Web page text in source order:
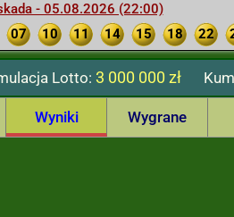
- 05.08.2026 (22:00)
07 10 11 14 15 18 22
Lotto: 3 000 000 zł
Wyniki Wygrane